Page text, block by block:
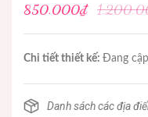
850.000₫
Chi tiết thiết kế: Đang
Danh sách các địa